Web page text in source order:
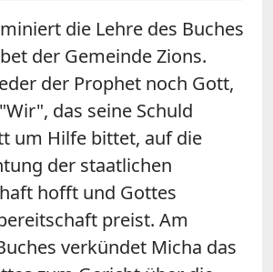
die Lehre des Buches
der Gemeinde Zions.
der Prophet noch Gott,
das seine Schuld
um Hilfe bittet, auf die
der staatlichen
hofft und Gottes
preist. Am
verkündet Micha das